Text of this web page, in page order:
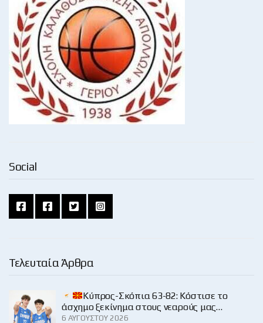
Social
Τελευταία Άρθρα
Κύπρος-Σκόπια 63-82: Κόστισε το
άσχημο ξεκίνημα στους νεαρούς μας…
6 ΑΥΓΟΎΣΤΟΥ 2026